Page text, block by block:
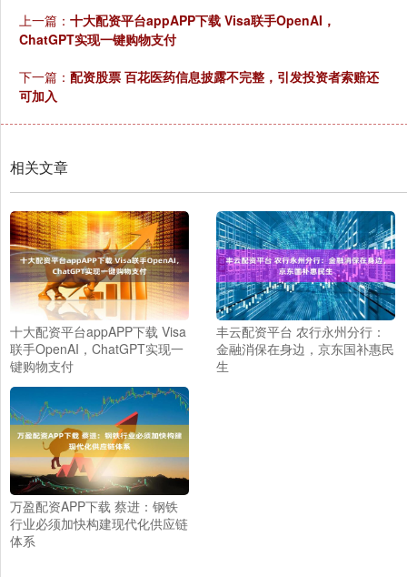
上一篇： 十大配资平台appAPP下载 Visa联手OpenAI，
ChatGPT实现一键购物支付
下一篇： 配资股票 百花医药信息披露不完整，引发投资者索赔还
可加入
相关文章
十大配资平台appAPP下载 Visa
联手OpenAI，ChatGPT实现一
键购物支付
丰云配资平台 农行永州分行：
金融消保在身边，京东国补惠民
生
万盈配资APP下载 蔡进：钢铁
行业必须加快构建现代化供应链
体系